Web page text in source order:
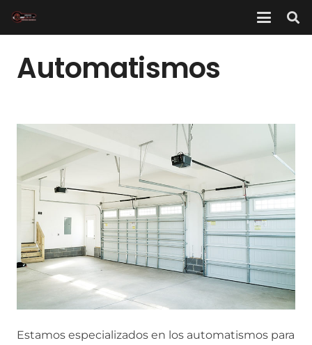
Automatismos
Estamos especializados en los automatismos para